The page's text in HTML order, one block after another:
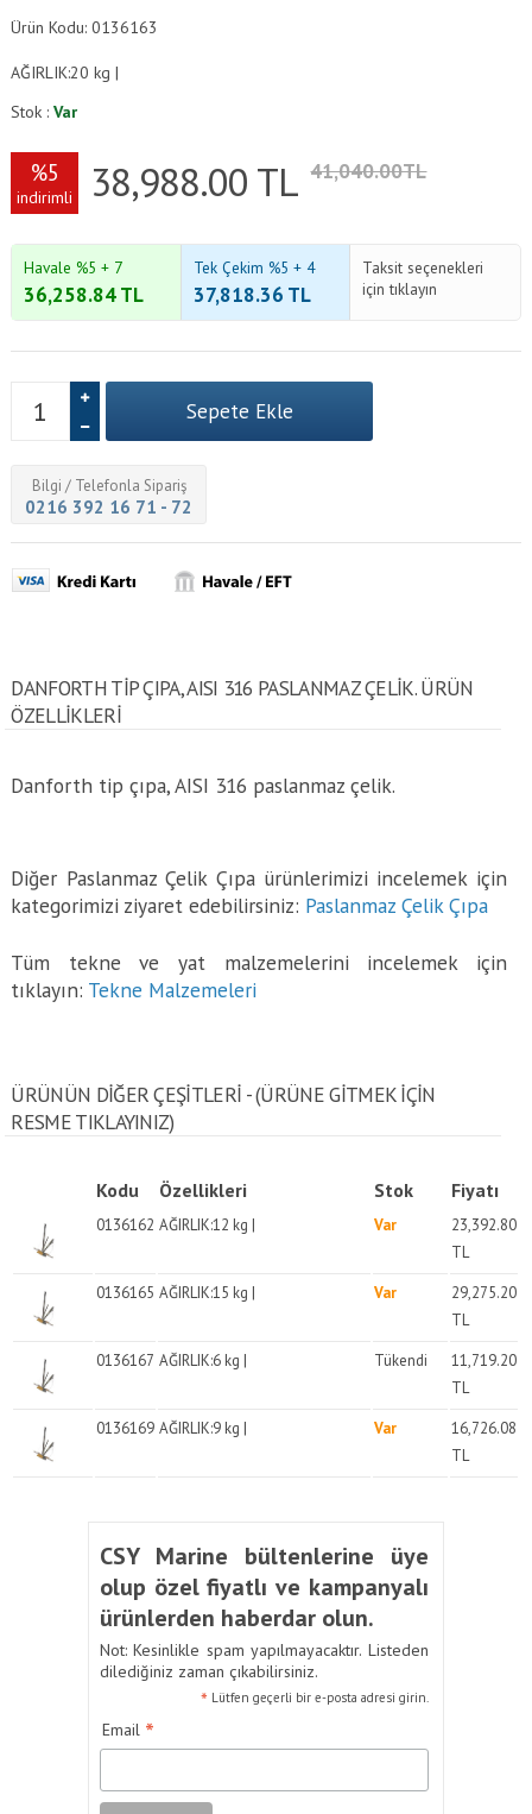
Ürün Kodu: 0136163
AĞIRLIK:20 kg |
Stok :Var
%5
indirimli 38,988.00 TL 41,040.00TL
Havale %5 + 7
36,258.84TL
Tek Çekim %5 + 4
37,818.36 TL
Taksit seçenekleri
için tıklayın
Bilgi / Telefonla Sipariş
0216 392 16 71 - 72
DANFORTH TIP ÇIPA, AISI 316 PASLANMAZ ÇELIK. ÜRÜN
ÖZELLİKLERİ
Danforth tip çıpa, AISI 316 paslanmaz çelik.
Diğer Paslanmaz Çelik Çıpa ürünlerimizi incelemek için
kategorimizi ziyaret edebilirsiniz: Paslanmaz Çelik Çıpa
Tüm tekne ve yat malzemelerini incelemek için
tıklayın: Tekne Malzemeleri
ÜRÜNÜN DİĞER ÇEŞİTLERİ - (ÜRÜNE GITMEK IÇIN
RESME TIKLAYINIZ)
Kodu Özellikleri Stok Fiyatı
0136162 AĞIRLIK:12 kg | Var
23,392.80
TL
0136165 AĞIRLIK:15 kg | Var
29,275.20
TL
0136167 AĞIRLIK:6 kg | Tükendi
11,719.20
TL
0136169 AĞIRLIK:9 kg | Var
16,726.08
TL
CSY Marine bültenlerine üye
olup özel fiyatlı ve kampanyalı
ürünlerden haberdar olun.
Not: Kesinlikle spam yapılmayacaktır. Listeden
dilediğiniz zaman çıkabilirsiniz.
* Lütfen geçerli bir e-posta adresi girin.
Email *